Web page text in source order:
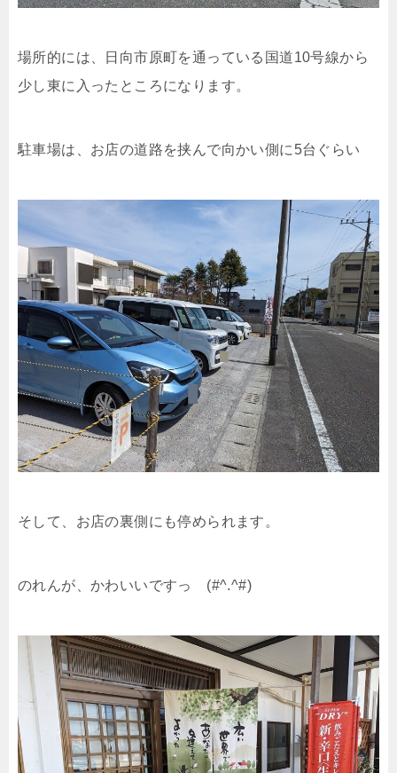
場所的には、日向市原町を通っている国道10号線から
少し東に入ったところになります。
駐車場は、お店の道路を挟んで向かい側に5台ぐらい
そして、お店の裏側にも停められます。
のれんが、かわいいですっ (#^.^#)